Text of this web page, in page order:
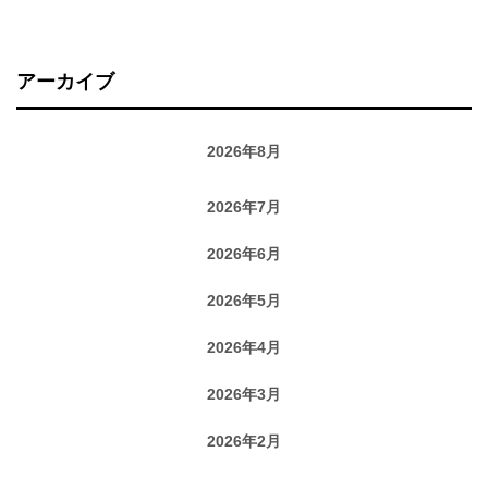
アーカイブ
2026年8月
2026年7月
2026年6月
2026年5月
2026年4月
2026年3月
2026年2月